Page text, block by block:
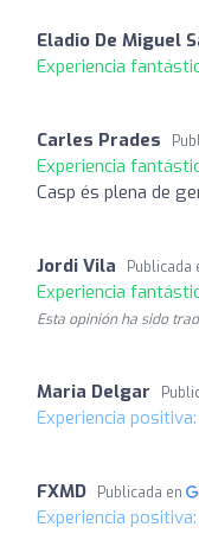
Eladio De Miguel
Experiencia
Carles Prades
Experiencia
Casp és plena de
Jordi Vila Publicada
Experiencia
Esta opinión ha sido
Maria Delgar
Experiencia positiva:
FXMD Publicada en
Experiencia positiva: